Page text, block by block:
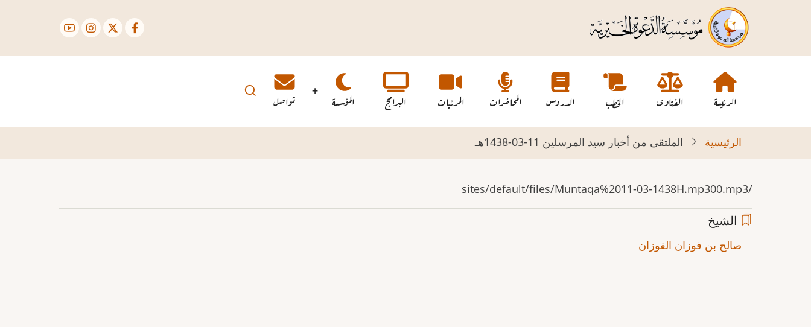
الرئيسي
Main
navigation
الرئيسة الفتاوى الخطب الدروس المحاضرات المرئيات البرامج المؤسسة تواصل
الرئيسية الملتقى من أخبار سيد المرسلين 11-03-1438هـ
/sites/default/files/Muntaqa%2011-03-1438H.mp300.mp3
الشيخ
صالح بن فوزان الفوزان